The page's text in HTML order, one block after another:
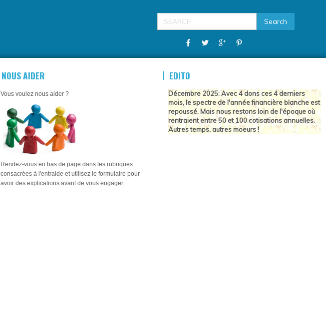
NOUS AIDER
Vous voulez nous aider ?
Rendez-vous en bas de page dans les rubriques
consacrées à l'entraide et utilisez le formulaire pour
avoir des explications avant de vous engager.
EDITO
Décembre 2025: Avec 4 dons ces 4 derniers
mois, le spectre de l'année financière blanche est
repoussé. Mais nous restons loin de l'époque où
rentraient entre 50 et 100 cotisations annuelles.
Autres temps, autres moeurs !